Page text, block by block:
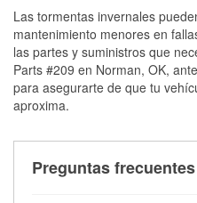
Las tormentas invernales
mantenimiento menores en
las partes y suministros que
Parts #209 en Norman, OK,
para asegurarte de que tu
aproxima.
Preguntas frecuentes